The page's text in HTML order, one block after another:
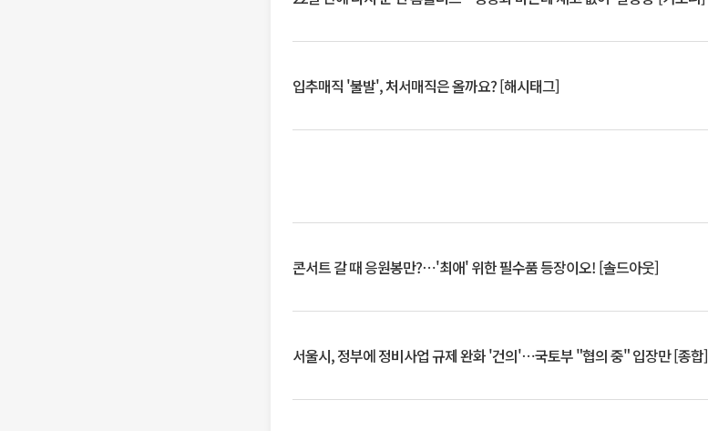
입추매직 '불발', 처서매직은 올까요? [해시태그]
콘서트 갈 때 응원봉만?⋯'최애' 위한 필수품 등장이오! [솔드아웃]
서울시, 정부에 정비사업 규제 완화 '건의'⋯국토부 "협의 중" 입장만 [종합]